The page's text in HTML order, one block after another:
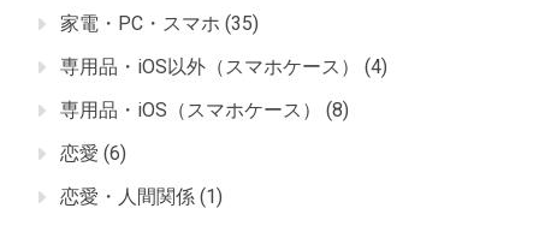
家電・PC・スマホ (35)
専用品・iOS以外（スマホケース）
(4)
専用品・iOS（スマホケース）
(8)
恋愛 (6)
恋愛・人間関係 (1)